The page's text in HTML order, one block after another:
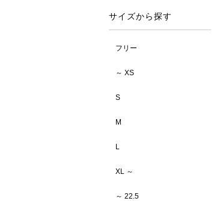
サイズから探す
フリー
～ XS
S
M
L
XL ～
～ 22.5